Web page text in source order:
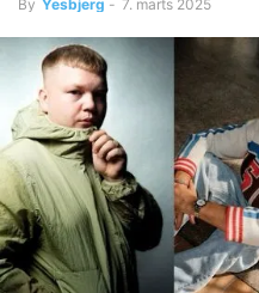
By Yesbjerg - 7. marts 2025